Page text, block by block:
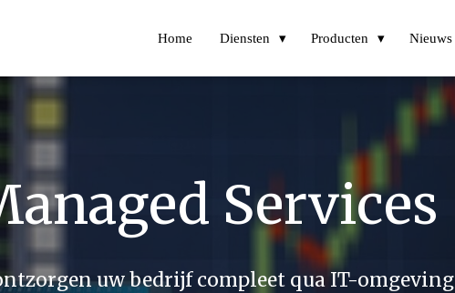
Home Diensten Producten Nieuws
Services
uw bedrijf compleet qua IT-omgeving